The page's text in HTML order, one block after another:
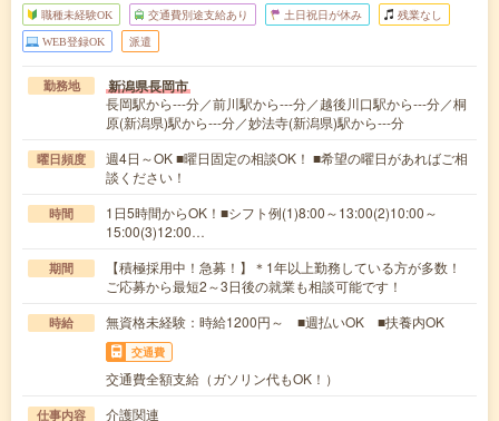
職種未経験OK 交通費別途支給あり 土日祝日が休み 残業なし
WEB登録OK 派遣
勤務地 新潟県長岡市
長岡駅から---分／前川駅から---分／越後川口駅から---分／桐
原(新潟県)駅から---分／妙法寺(新潟県)駅から---分
曜日頻度
週4日～OK ■曜日固定の相談OK！ ■希望の曜日があればご相
談ください！
時間
1日5時間からOK！■シフト例(1)8:00～13:00(2)10:00～
15:00(3)12:00…
期間
【積極採用中！急募！】＊1年以上勤務している方が多数！
ご応募から最短2～3日後の就業も相談可能です！
時給 無資格未経験：時給1200円～ ■週払いOK ■扶養内OK
交通費
交通費全額支給（ガソリン代もOK！）
仕事内容 介護関連